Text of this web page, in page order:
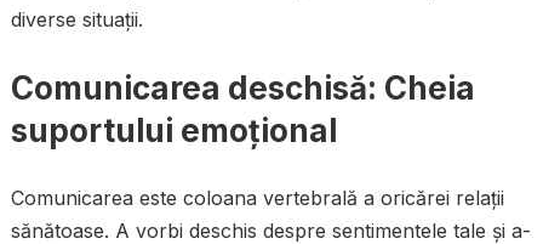
diverse situații.
Comunicarea deschisă: Cheia
suportului emoțional
Comunicarea este coloana vertebrală a oricărei relații
sănătoase. A vorbi deschis despre sentimentele tale și a-